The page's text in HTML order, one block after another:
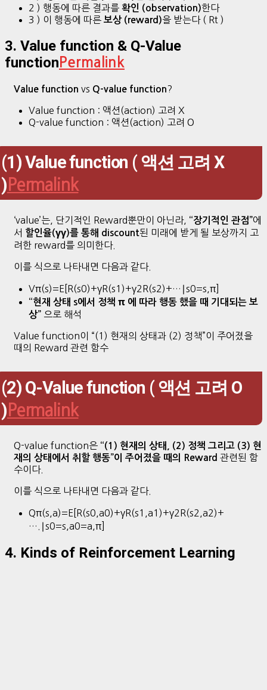
2 ) 행동에 따른 결과를 확인 (observation)한다
3 ) 이 행동에 따른 보상 (reward)을 받는다 ( Rt )
3. Value function & Q-Value
function Permalink
Value function vs Q-value function ?
Value function : 액션(action) 고려 X
Q-value function : 액션(action) 고려 O
(1) Value function ( 액션 고려 X
) Permalink
‘value’는, 단기적인 Reward뿐만이 아닌라, “장기적인 관점”에
서 할인율(γγ)를 통해 discount된 미래에 받게 될 보상까지 고
려한 reward를 의미한다.
이를 식으로 나타내면 다음과 같다.
Vπ(s)=E[R(s0)+γR(s1)+γ2R(s2)+…∣s0=s,π]
“현재 상태 s에서 정책 π 에 따라 행동 했을 때 기대되는 보
상” 으로 해석
Value function이 “(1) 현재의 상태과 (2) 정책”이 주어졌을
때의 Reward 관련 함수
(2) Q-Value function ( 액션 고려 O
) Permalink
Q-value function은 “(1) 현재의 상태, (2) 정책 그리고 (3) 현
재의 상태에서 취할 행동”이 주어졌을 때의 Reward 관련된 함
수이다.
이를 식으로 나타내면 다음과 같다.
Qπ(s,a)=E[R(s0,a0)+γR(s1,a1)+γ2R(s2,a2)+
….∣s0=s,a0=a,π]
4. Kinds of Reinforcement Learning